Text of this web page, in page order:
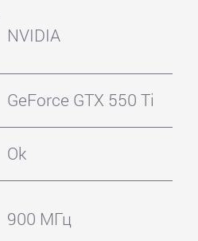
NVIDIA
GeForce GTX 550 Ti
Ok
900 МГц